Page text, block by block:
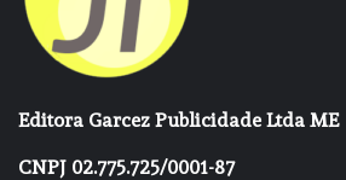
Editora Garcez Publicidade Ltda ME
CNPJ 02.775.725/0001-87